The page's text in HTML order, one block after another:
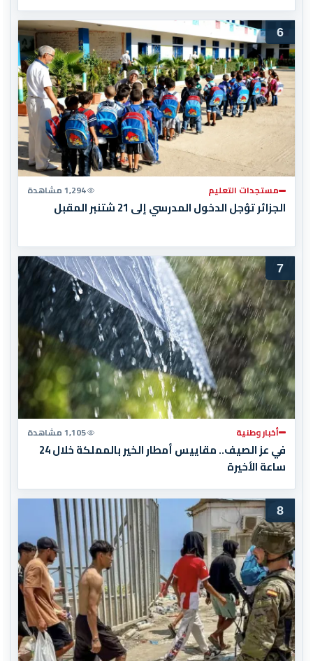
6
مستجدات التعليم 1,294 مشاهدة
الجزائر تؤجل الدخول المدرسي إلى 21 شتنبر المقبل
7
أخبار وطنية 1,105 مشاهدة
في عز الصيف.. مقاييس أمطار الخير بالمملكة خلال 24
ساعة الأخيرة
8